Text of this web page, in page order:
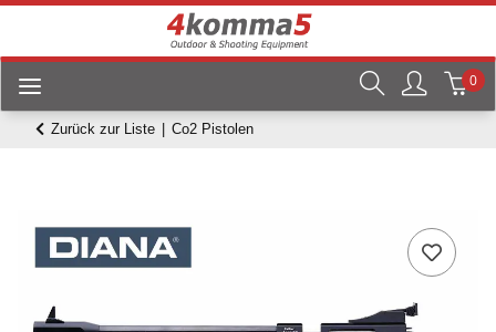
0
Zurück zur Liste Co2 Pistolen